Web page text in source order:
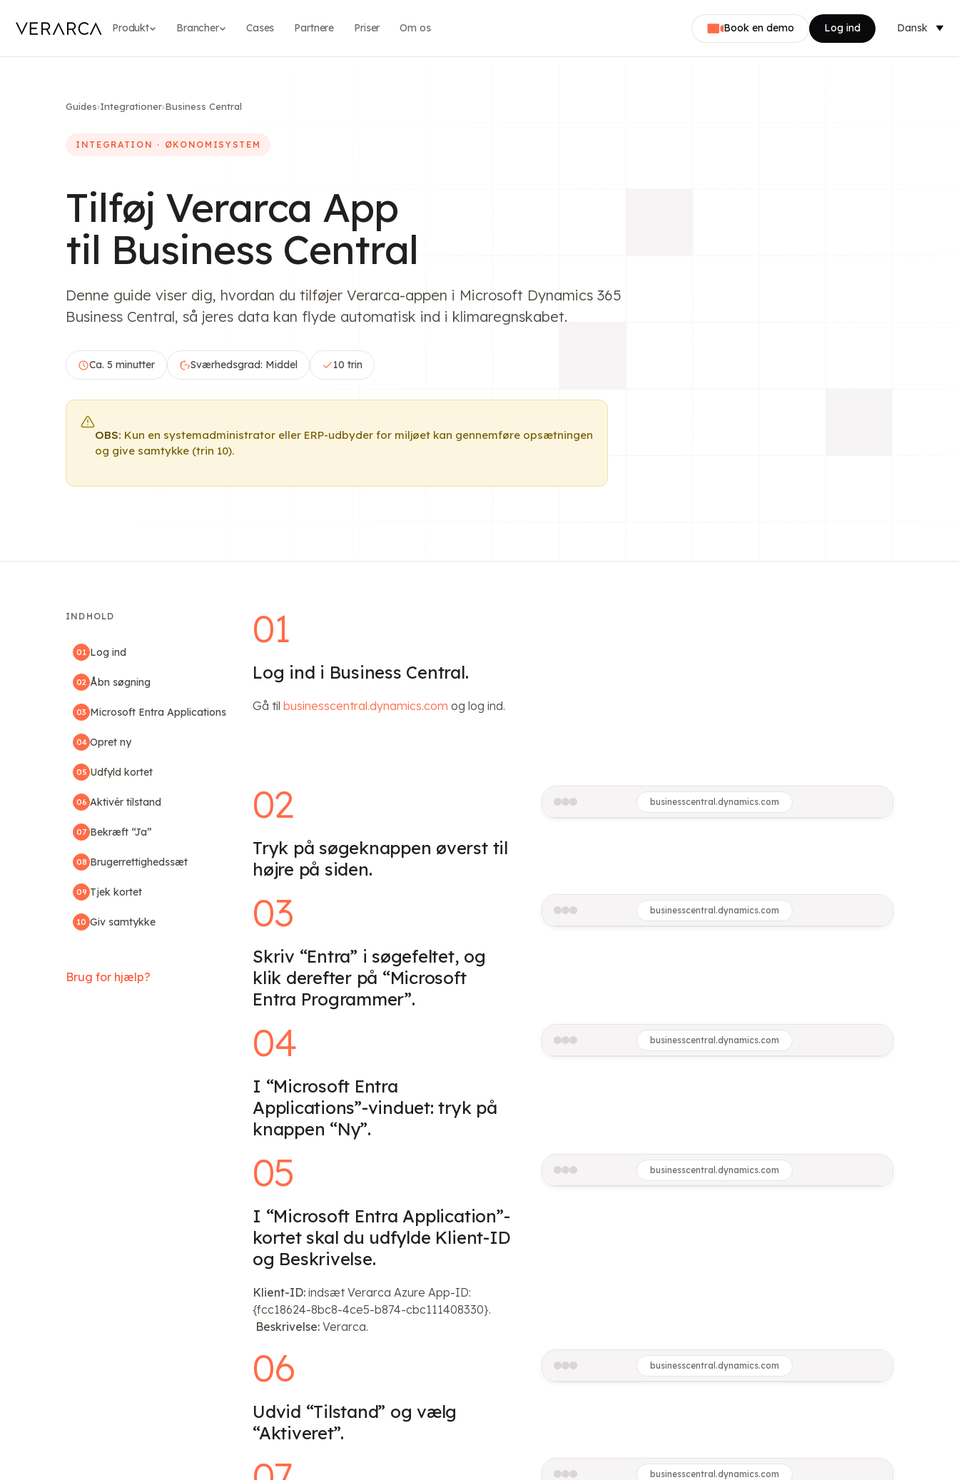
Produkt Brancher Cases Partnere Priser Om os Book en demo Log ind
Dansk
Guides›Integrationer›Business Central
INTEGRATION · ØKONOMISYSTEM
Tilføj Verarca App
til Business Central
Denne guide viser dig, hvordan du tilføjer Verarca-appen i Microsoft Dynamics 365
Business Central, så jeres data kan flyde automatisk ind i klimaregnskabet.
Ca. 5 minutter Sværhedsgrad: Middel 10 trin
OBS: Kun en systemadministrator eller ERP-udbyder for miljøet kan gennemføre opsætningen
og give samtykke (trin 10).
INDHOLD
01 Log ind
02 Åbn søgning
03 Microsoft Entra Applications
04 Opret ny
05 Udfyld kortet
06 Aktivér tilstand
07 Bekræft “Ja”
08 Brugerrettighedssæt
09 Tjek kortet
10 Giv samtykke
Brug for hjælp?
01
Log ind i Business Central.
Gå til businesscentral.dynamics.com og log ind.
02
Tryk på søgeknappen øverst til
højre på siden.
businesscentral.dynamics.com
03
Skriv “Entra” i søgefeltet, og
klik derefter på “Microsoft
Entra Programmer”.
businesscentral.dynamics.com
04
I “Microsoft Entra
Applications”-vinduet: tryk på
knappen “Ny”.
businesscentral.dynamics.com
05
I “Microsoft Entra Application”-
kortet skal du udfylde Klient-ID
og Beskrivelse.
Klient-ID: indsæt Verarca Azure App-ID:
{fcc18624-8bc8-4ce5-b874-cbc111408330}.
Beskrivelse: Verarca.
businesscentral.dynamics.com
06
Udvid “Tilstand” og vælg
“Aktiveret”.
businesscentral.dynamics.com
businesscentral.dynamics.com